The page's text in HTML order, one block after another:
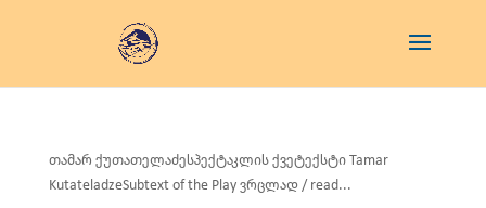
თამარ ქუთათელაძესპექტაკლის ქვეტექსტი Tamar
KutateladzeSubtext of the Play ვრცლად / read...